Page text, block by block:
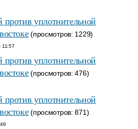
против уплотнительной
(просмотров: 1229)
11:57
против уплотнительной
(просмотров: 476)
против уплотнительной
(просмотров: 871)